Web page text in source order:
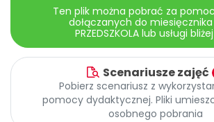
Ten plik można pobrać za
dołączanych do miesięcznika
PRZEDSZKOLA lub usługi
Scenariusze zajęć
Pobierz scenariusz z
pomocy dydaktycznej. Pliki
osobnego pobrania